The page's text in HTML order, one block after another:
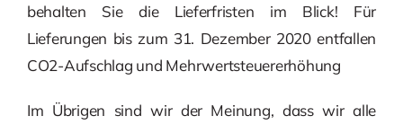
behalten Sie die Lieferfristen im Blick! Für
Lieferungen bis zum 31. Dezember 2020 entfallen
CO2-Aufschlag und Mehrwertsteuererhöhung
Im Übrigen sind wir der Meinung, dass wir alle